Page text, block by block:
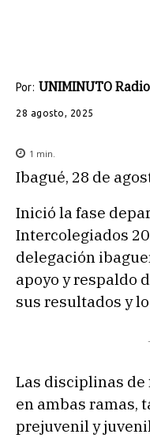
Por: UNIMINUTO
28 agosto, 2025
1 min.
Ibagué, 28 de
Inició la fase
Intercolegiados
delegación
apoyo y respaldo
sus resultados y
Las disciplinas
en ambas ramas,
prejuvenil y